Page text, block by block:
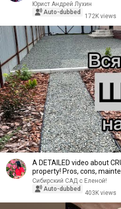
Юрист Андрей Лухин
Auto-dubbed
172K views
A DETAILED video about
property! Pros, cons,
Сибирский САД с Еленой!
Auto-dubbed
403K views